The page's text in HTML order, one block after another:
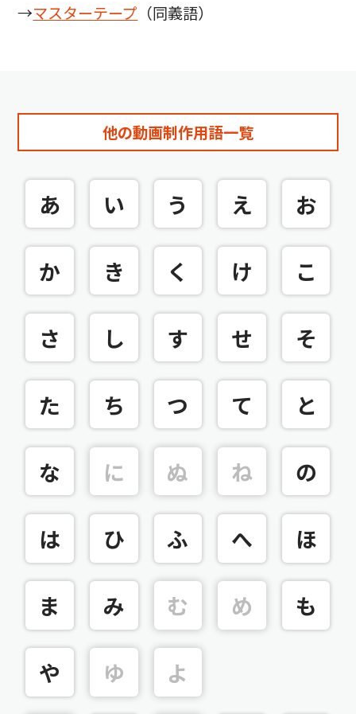
→マスターテープ （同義語）
他の動画制作用語一覧
あ い う え お
か き く け こ
さ し す せ そ
た ち つ て と
な に ぬ ね の
は ひ ふ へ ほ
ま み む め も
や ゆ よ